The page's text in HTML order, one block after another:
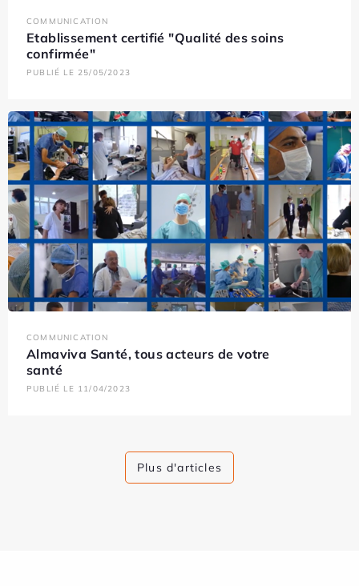
COMMUNICATION
Etablissement certifié "Qualité des soins
confirmée"
PUBLIÉ LE 25/05/2023
COMMUNICATION
Almaviva Santé, tous acteurs de votre
santé
PUBLIÉ LE 11/04/2023
Plus d'articles